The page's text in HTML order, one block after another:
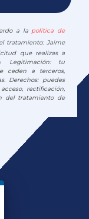
a la política de
tratamiento: Jaime
que realizas a
Legitimación: tu
ceden a terceros,
Derechos: puedes
rectificación,
del tratamiento de